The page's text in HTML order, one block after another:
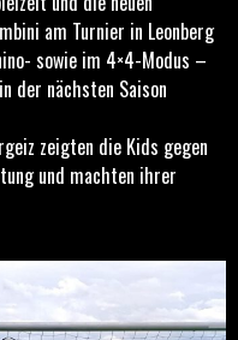
am Turnier in Leonberg
sowie im 4×4-Modus –
der nächsten Saison
zeigten die Kids gegen
und machten ihrer